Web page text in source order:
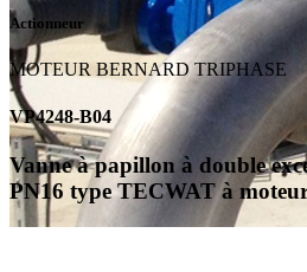
Actionneur
MOTEUR BERNARD TRIPHASE
VP4248-B04
Vanne à papillon à double
PN16 type TECWAT à